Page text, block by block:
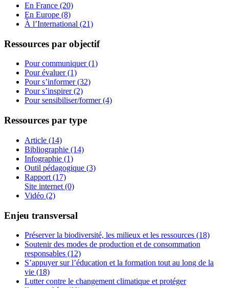
En France (20)
En Europe (8)
À l’International (21)
Ressources par objectif
Pour communiquer (1)
Pour évaluer (1)
Pour s’informer (32)
Pour s’inspirer (2)
Pour sensibiliser/former (4)
Ressources par type
Article (14)
Bibliographie (14)
Infographie (1)
Outil pédagogique (3)
Rapport (17)
Site internet (0)
Vidéo (2)
Enjeu transversal
Préserver la biodiversité, les milieux et les ressources (18)
Soutenir des modes de production et de consommation
responsables (12)
S’appuyer sur l’éducation et la formation tout au long de la
vie (18)
Lutter contre le changement climatique et protéger